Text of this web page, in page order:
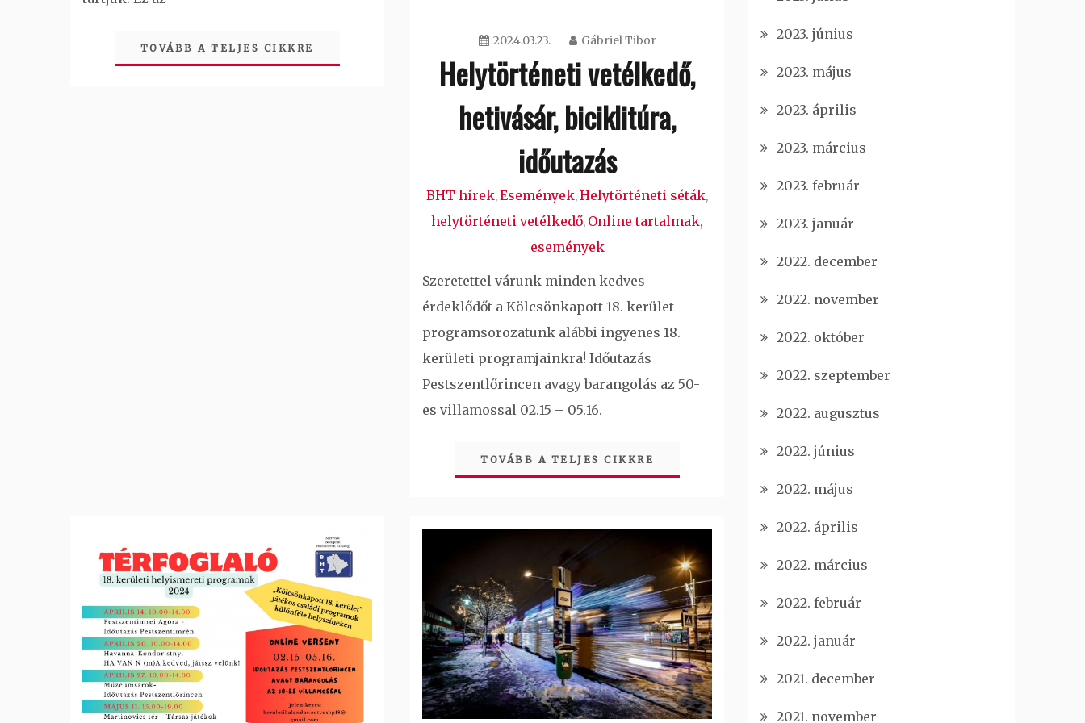
TOVÁBB A TELJES CIKKRE
2024.03.23. Gábriel Tibor
Helytörténeti vetélkedő,
hetivásár, biciklitúra,
időutazás
BHT hírek,Események,Helytörténeti séták,
helytörténeti vetélkedő, Online tartalmak,
események
Szeretettel várunk minden kedves
érdeklődőt a Kölcsönkapott 18. kerület
programsorozatunk alábbi ingyenes 18.
kerületi programjainkra! Időutazás
Pestszentlőrincen avagy barangolás az 50-
es villamossal 02.15 – 05.16.
TOVÁBB A TELJES CIKKRE
2023. június
2023. május
2023. április
2023. március
2023. február
2023. január
2022. december
2022. november
2022. október
2022. szeptember
2022. augusztus
2022. június
2022. május
2022. április
2022. március
2022. február
2022. január
2021. december
2021. november